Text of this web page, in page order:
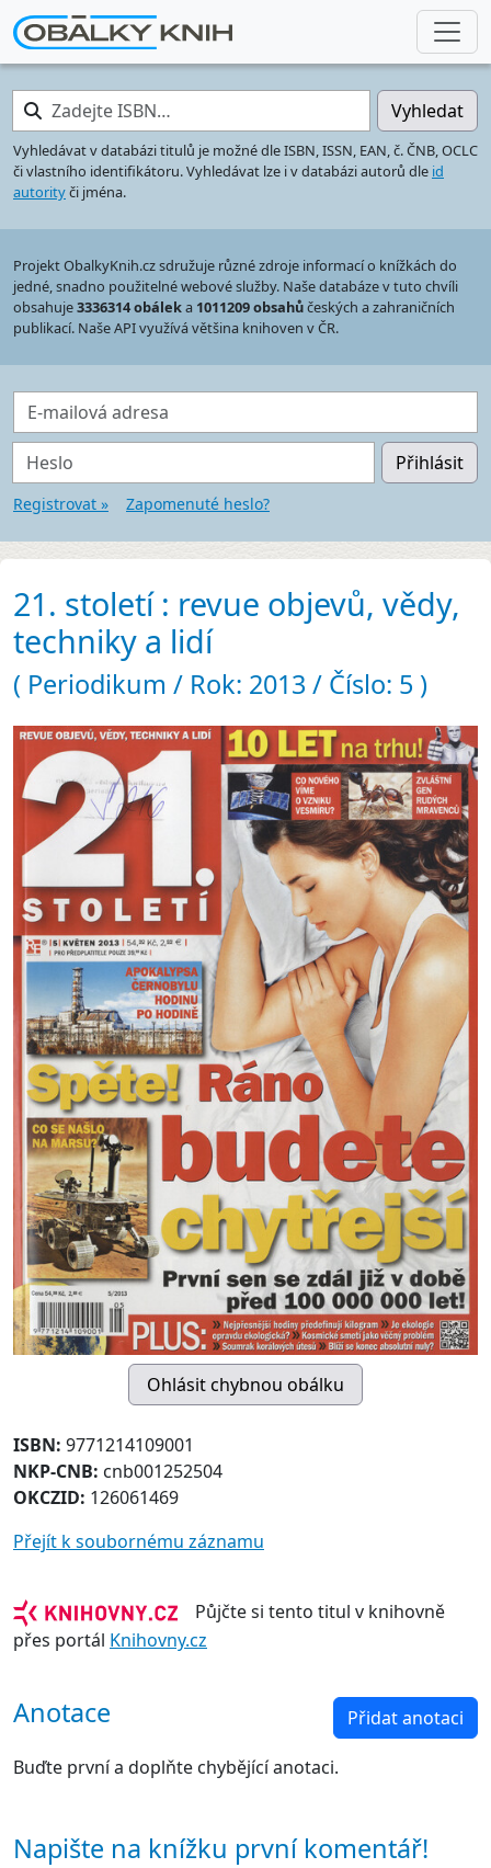
Zadejte ISBN… Vyhledat
Vyhledávat v databázi titulů je možné dle ISBN, ISSN, EAN, č. ČNB, OCLC
či vlastního identifikátoru. Vyhledávat lze i v databázi autorů dle id
autorityči jména.
Projekt ObalkyKnih.cz sdružuje různé zdroje informací o knížkách do
jedné, snadno použitelné webové služby. Naše databáze v tuto chvíli
obsahuje3336314 obáleka 1011209 obsahůčeských a zahraničních
publikací. Naše API využívá většina knihoven v ČR.
E-mailová adresa
Heslo Přihlásit
Registrovat » Zapomenuté heslo?
21. století : revue objevů, vědy,
techniky a lidí
( Periodikum / Rok: 2013 / Číslo: 5 )
ISBN: 9771214109001
NKP-CNB: cnb001252504
OKCZID: 126061469
Přejít k soubornému záznamu
Půjčte si tento titul v knihovně
přes portál Knihovny.cz
Anotace Přidat anotaci
Buďte první a doplňte chybějící anotaci.
Napište na knížku první komentář!